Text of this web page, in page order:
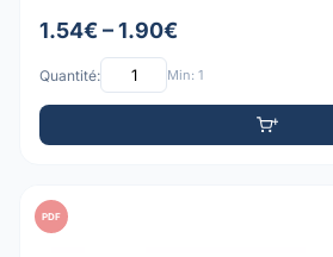
1.54€ – 1.90€
Quantité: Min: 1
PDF